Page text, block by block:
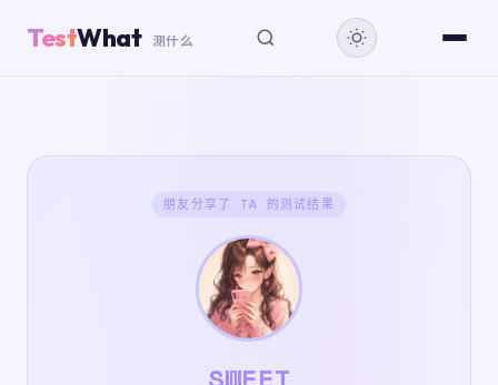
TestWhat 测什么
朋友分享了 TA 的测试结果